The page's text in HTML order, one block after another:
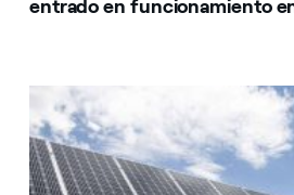
entrado en funcionamiento